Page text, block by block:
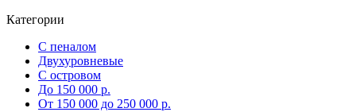
Категории
С пеналом
Двухуровневые
С островом
До 150 000 р.
От 150 000 до 250 000 р.